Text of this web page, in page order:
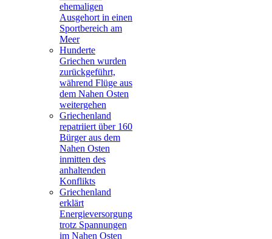
ehemaligen
Ausgehort in einen
Sportbereich am
Meer
Hunderte
Griechen wurden
zurückgeführt,
während Flüge aus
dem Nahen Osten
weitergehen
Griechenland
repatriiert über 160
Bürger aus dem
Nahen Osten
inmitten des
anhaltenden
Konflikts
Griechenland
erklärt
Energieversorgung
trotz Spannungen
im Nahen Osten